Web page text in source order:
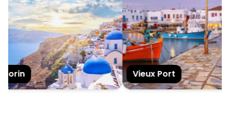
Vieux Port